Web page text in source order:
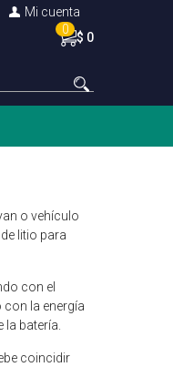
Mi cuenta
0
$ 0
o vehículo
litio para
con el
la energía
batería.
coincidir